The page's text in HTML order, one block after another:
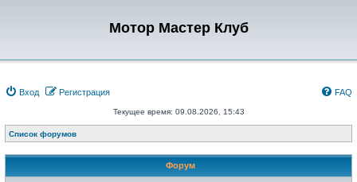
Мотор Мастер Клуб
Вход Регистрация FAQ
Текущее время: 09.08.2026, 15:43
Список форумов
Форум